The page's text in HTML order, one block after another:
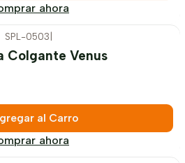
ahora
SPL-0503
Colgante Venus
al Carro
ahora